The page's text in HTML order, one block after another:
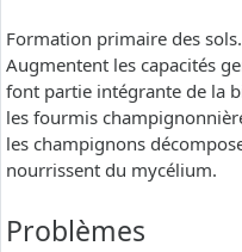
Formation primaire des
Augmentent les capacités
font partie intégrante de la
les fourmis
les champignons
nourrissent du mycélium.
Problèmes